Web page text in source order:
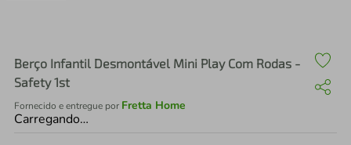
Berço Infantil Desmontável Mini Play Com Rodas -
Safety 1st
Fornecido e entregue por Fretta Home
Carregando…